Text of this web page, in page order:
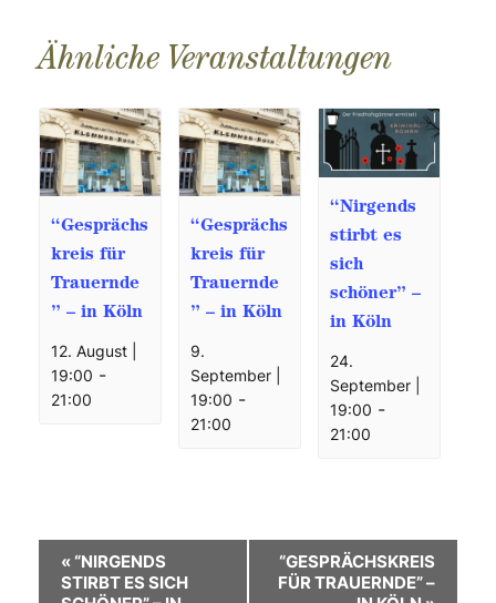
Ähnliche Veranstaltungen
“Gesprächs
kreis für
Trauernde
” – in Köln
12. August |
19:00 -
21:00
“Gesprächs
kreis für
Trauernde
” – in Köln
9.
September |
19:00 -
21:00
“Nirgends
stirbt es
sich
schöner” –
in Köln
24.
September |
19:00 -
21:00
«“NIRGENDS
STIRBT ES SICH
“GESPRÄCHSKREIS
FÜR TRAUERNDE” –